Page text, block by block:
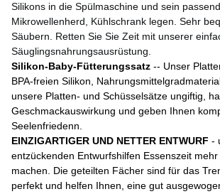
Silikons in die Spülmaschine und sein
Mikrowellenherd, Kühlschrank legen. Sehr
Säubern. Retten Sie Sie Zeit mit unserer
Säuglingsnahrungsausrüstung.
Silikon-Baby-Fütterungssatz -- Unser
BPA-freien Silikon,
unsere Platten- und Schüsselsätze ungiftig,
Geschmackauswirkung und geben Ihnen
Seelenfriedenn.
EINZIGARTIGER UND NETTER ENTWURF -
entzückenden Entwurfshilfen Essenszeit
machen. Die geteilten Fächer sind für das
perfekt und helfen Ihnen, eine gut